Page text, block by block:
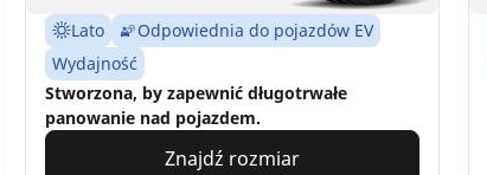
Lato
Odpowiednia do pojazdów EV
Wydajność
Stworzona, by zapewnić długotrwałe
panowanie nad pojazdem.
Znajdź rozmiar